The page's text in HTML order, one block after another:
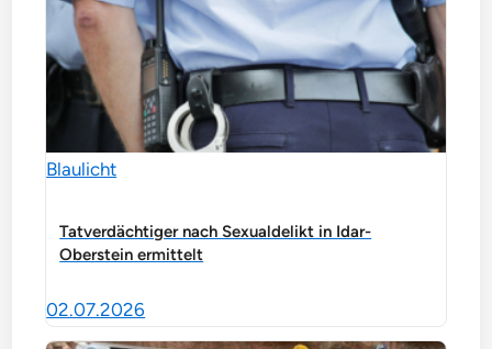
Blaulicht
Tatverdächtiger nach Sexualdelikt in Idar-
Oberstein ermittelt
02.07.2026